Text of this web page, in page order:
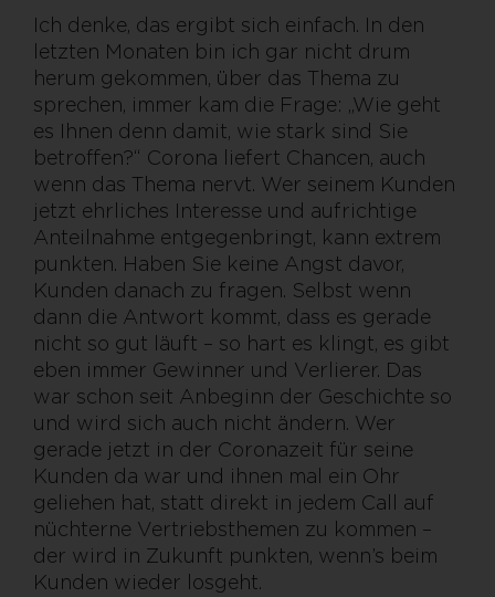
Ich denke, das ergibt sich einfach. In den
letzten Monaten bin ich gar nicht drum
herum gekommen, über das Thema zu
sprechen, immer kam die Frage: „Wie geht
es Ihnen denn damit, wie stark sind Sie
betroffen?“ Corona liefert Chancen, auch
wenn das Thema nervt. Wer seinem Kunden
jetzt ehrliches Interesse und aufrichtige
Anteilnahme entgegenbringt, kann extrem
punkten. Haben Sie keine Angst davor,
Kunden danach zu fragen. Selbst wenn
dann die Antwort kommt, dass es gerade
nicht so gut läuft – so hart es klingt, es gibt
eben immer Gewinner und Verlierer. Das
war schon seit Anbeginn der Geschichte so
und wird sich auch nicht ändern. Wer
gerade jetzt in der Coronazeit für seine
Kunden da war und ihnen mal ein Ohr
geliehen hat, statt direkt in jedem Call auf
nüchterne Vertriebsthemen zu kommen –
der wird in Zukunft punkten, wenn’s beim
Kunden wieder losgeht.